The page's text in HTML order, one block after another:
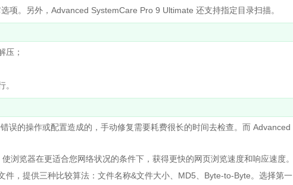
。另外，Advanced SystemCare Pro 9 Ultimate 还支持指定目录扫描。
压；
的操作或配置造成的，手动修复需要耗费很长的时间去检查。而 Advanced
览器在更适合您网络状况的条件下，获得更快的网页浏览速度和响应速度。
，提供三种比较算法：文件名称&文件大小、MD5、Byte-to-Byte。选择第一